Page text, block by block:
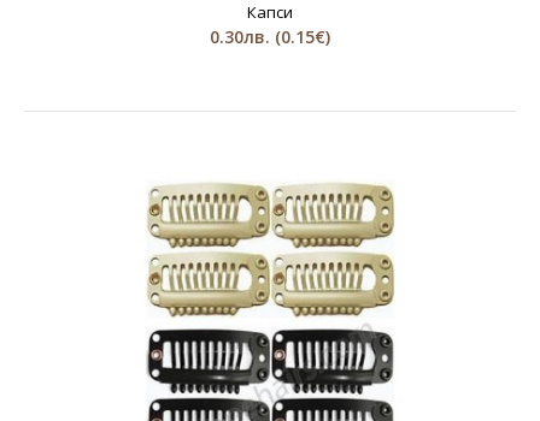
Капси
0.30лв. (0.15€)